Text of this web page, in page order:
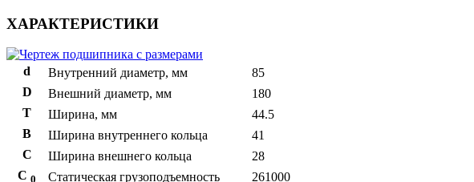
ХАРАКТЕРИСТИКИ
d Внутренний диаметр, мм
85
D
Внешний диаметр, мм
180
T
Ширина, мм
44.5
B
Ширина внутреннего кольца
41
С
Ширина внешнего кольца
28
С 0 Статическая грузоподъемность 261000